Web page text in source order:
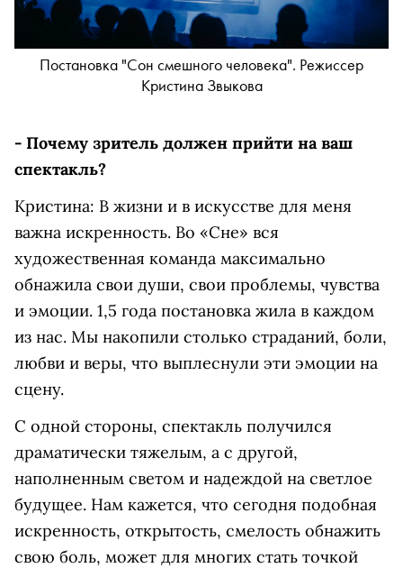
Постановка "Сон смешного человека". Режиссер
Кристина Звыкова
- Почему зритель должен прийти на ваш
спектакль?
Кристина: В жизни и в искусстве для меня
важна искренность. Во «Сне» вся
художественная команда максимально
обнажила свои души, свои проблемы, чувства
и эмоции. 1,5 года постановка жила в каждом
из нас. Мы накопили столько страданий, боли,
любви и веры, что выплеснули эти эмоции на
сцену.
С одной стороны, спектакль получился
драматически тяжелым, а с другой,
наполненным светом и надеждой на светлое
будущее. Нам кажется, что сегодня подобная
искренность, открытость, смелость обнажить
свою боль, может для многих стать точкой